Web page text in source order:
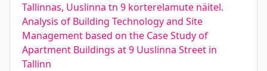
Tallinnas, Uuslinna tn 9 korterelamute näitel.
Analysis of Building Technology and Site
Management based on the Case Study of
Apartment Buildings at 9 Uuslinna Street in
Tallinn